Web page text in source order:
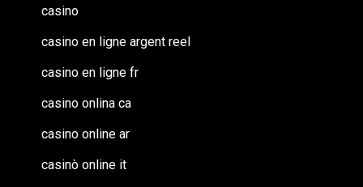
casino
casino en ligne argent reel
casino en ligne fr
casino onlina ca
casino online ar
casinò online it